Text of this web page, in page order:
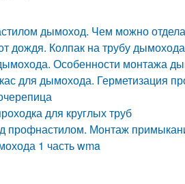
дымоход. Чем можно
дождя. Колпак на трубу
Особенности монтажа
для дымохода. Герметизация
для круглых труб
профнастилом. Монтаж
1 часть wma